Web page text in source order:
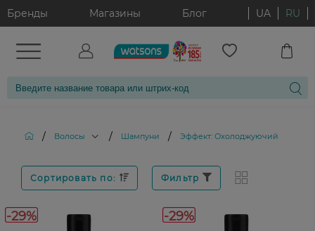
Бренды Магазины Блог UA RU
/ Волосы / Шампуни / Эффект: Охолоджуючий
Сортировать по: Фильтр
-29% -29%